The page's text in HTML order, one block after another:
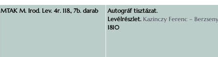
MTAK M. Irod. Lev. 4r. 118., 7b. darab
Autográf tisztázat.
Levélrészlet. Kazinczy Ferenc –
1810